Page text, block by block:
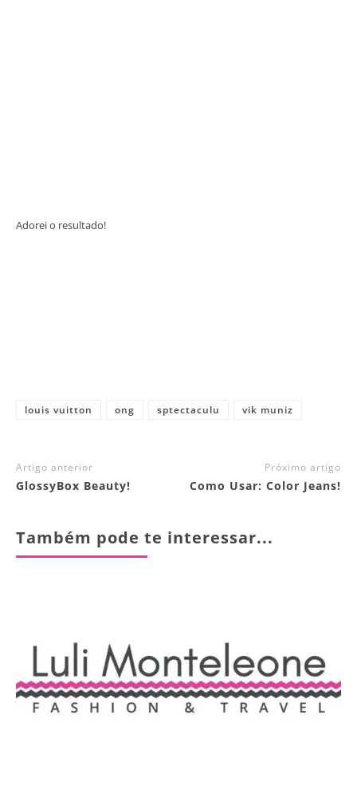
Adorei o resultado!
louis vuitton ong sptectaculu vik muniz
Artigo anterior
GlossyBox Beauty!
Próximo artigo
Como Usar: Color Jeans!
Também pode te interessar...